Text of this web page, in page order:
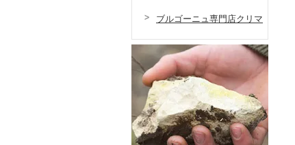
ブルゴーニュ専門店クリマ